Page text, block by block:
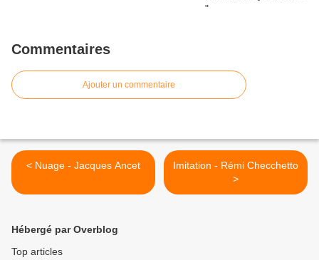
Commentaires
Ajouter un commentaire
< Nuage - Jacques Ancet
Imitation - Rémi Checchetto
>
Hébergé par Overblog
Top articles